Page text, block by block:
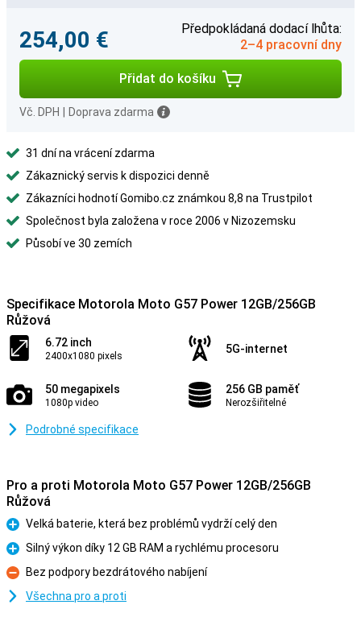
254,00 €
Předpokládaná dodací lhůta:
2–4 pracovní dny
Přidat do košíku
Vč. DPH Doprava zdarma
31 dní na vrácení zdarma
Zákaznický servis k dispozici denně
Zákazníci hodnotí Gomibo.cz známkou 8,8 na Trustpilot
Společnost byla založena v roce 2006 v Nizozemsku
Působí ve 30 zemích
Specifikace Motorola Moto G57 Power 12GB/256GB
Růžová
6.72 inch
2400x1080 pixels
5G-internet
50 megapixels
1080p video
256 GB paměť
Nerozšiřitelné
Podrobné specifikace
Pro a proti Motorola Moto G57 Power 12GB/256GB
Růžová
Pro
Velká baterie, která bez problémů vydrží celý den
Pro
Silný výkon díky 12 GB RAM a rychlému procesoru
Proti
Bez podpory bezdrátového nabíjení
Všechna pro a proti